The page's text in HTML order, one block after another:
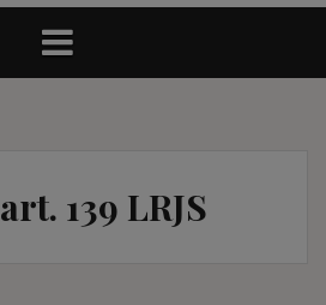
art. 139 LRJS